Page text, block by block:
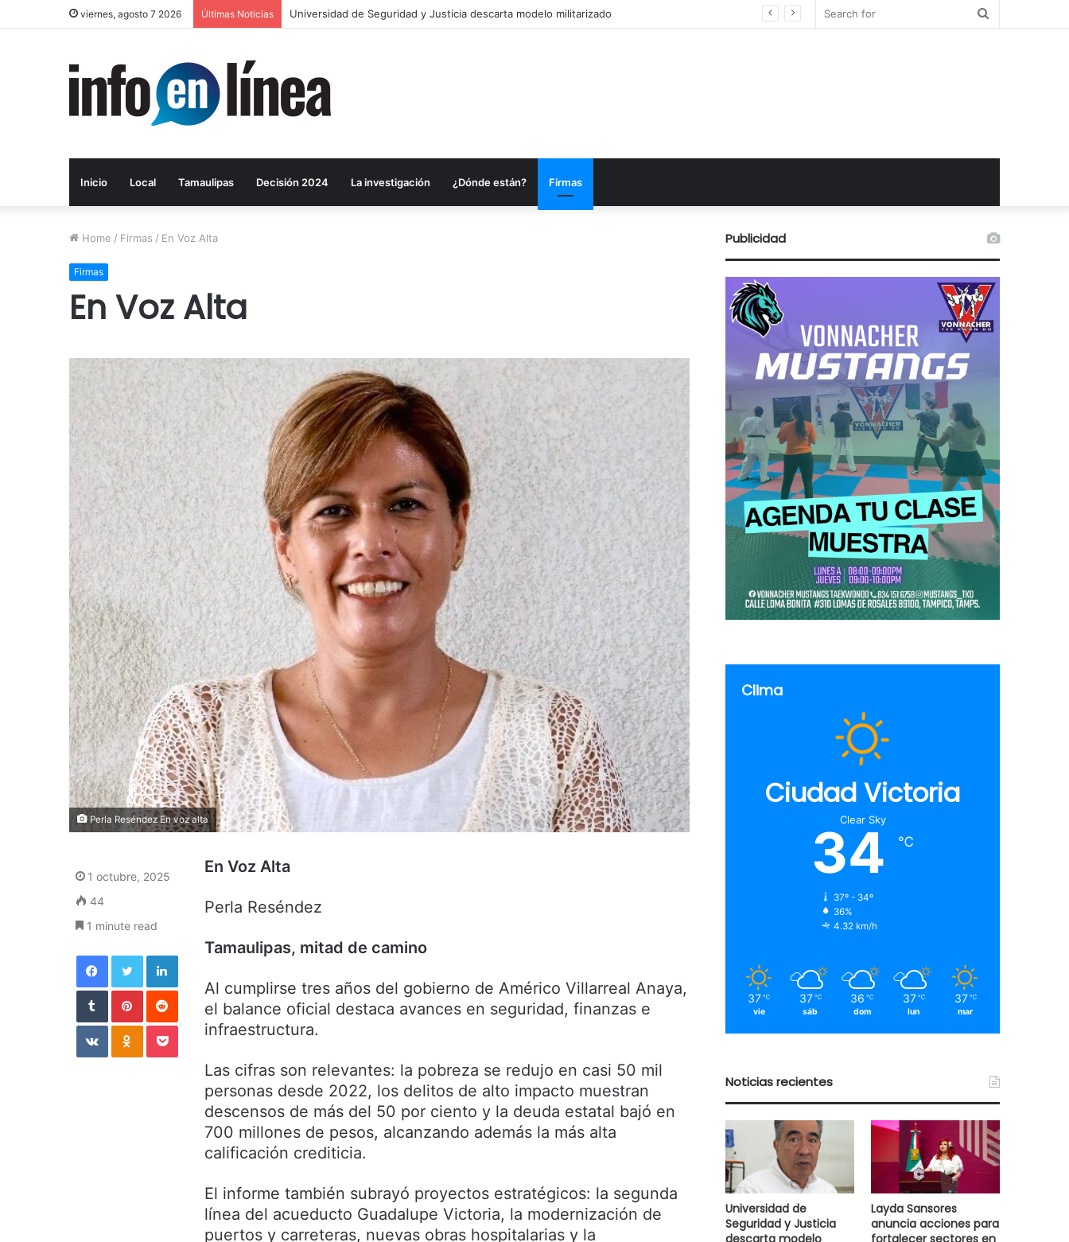
viernes, agosto 7 2026 Últimas Noticias Layda Sansores anuncia acciones para fortalecer sectores en Campeche
Inicio Local Tamaulipas Decisión 2024 La investigación ¿Dónde están? Firmas
Home / Firmas / En Voz Alta
Firmas
En Voz Alta
Perla Reséndez En voz alta
En Voz Alta
Perla Reséndez
Tamaulipas, mitad de camino
Al cumplirse tres años del gobierno de Américo Villarreal Anaya,
el balance oficial destaca avances en seguridad, finanzas e
infraestructura.
Las cifras son relevantes: la pobreza se redujo en casi 50 mil
personas desde 2022, los delitos de alto impacto muestran
descensos de más del 50 por ciento y la deuda estatal bajó en
700 millones de pesos, alcanzando además la más alta
calificación crediticia.
El informe también subrayó proyectos estratégicos: la segunda
línea del acueducto Guadalupe Victoria, la modernización de
puertos y carreteras, nuevas obras hospitalarias y la
1 octubre, 2025
44
1 minute read
Facebook Twitter LinkedIn
Tumblr Pinterest Reddit
VKontakte Odnoklassniki Pocket
Publicidad
Clima
Ciudad Victoria
Clear Sky
34 ℃
37º - 34º
36%
4.32 km/h
37 ℃
vie
37 ℃
sáb
36 ℃
dom
37 ℃
lun
37 ℃
mar
Noticias recientes
Universidad de
Seguridad y Justicia
descarta modelo
Layda Sansores
anuncia acciones para
fortalecer sectores en